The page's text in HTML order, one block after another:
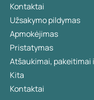
Kontaktai
Užsakymo pildymas
Apmokėjimas
Pristatymas
Atšaukimai, pakeitimai
Kita
Kontaktai